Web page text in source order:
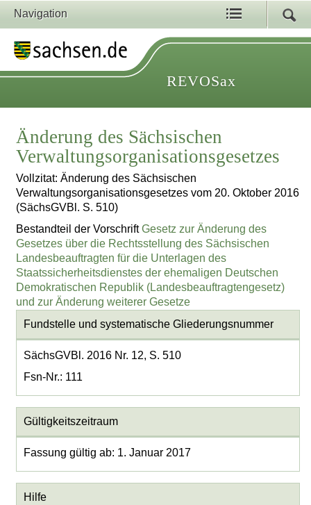
Navigation
REVOSax
Änderung des Sächsischen
Verwaltungsorganisationsgesetzes
Vollzitat: Änderung des Sächsischen
Verwaltungsorganisationsgesetzes vom 20. Oktober 2016
(SächsGVBl. S. 510)
Bestandteil der VorschriftGesetz zur Änderung des
Gesetzes über die Rechtsstellung des Sächsischen
Landesbeauftragten für die Unterlagen des
Staatssicherheitsdienstes der ehemaligen Deutschen
Demokratischen Republik (Landesbeauftragtengesetz)
und zur Änderung weiterer Gesetze
Fundstelle und systematische Gliederungsnummer
SächsGVBl. 2016 Nr. 12, S. 510
Fsn-Nr.: 111
Gültigkeitszeitraum
Fassung gültig ab: 1. Januar 2017
Hilfe